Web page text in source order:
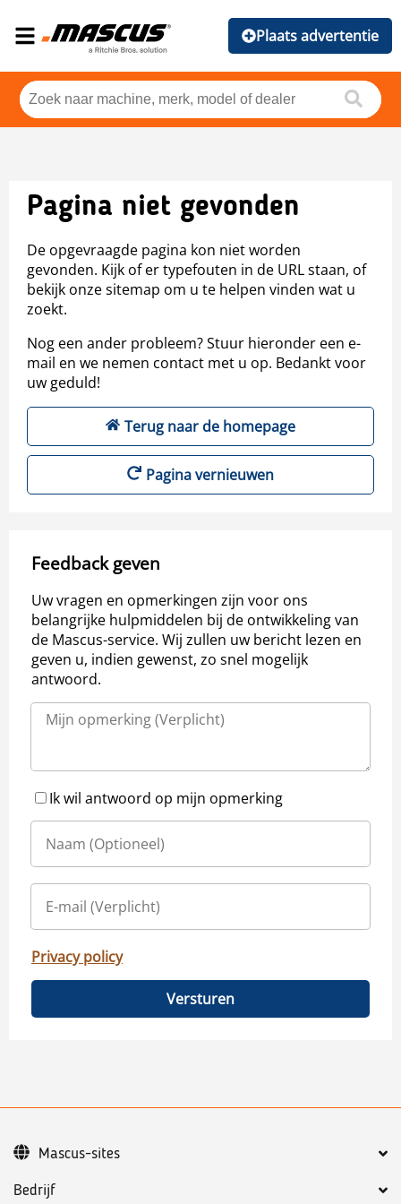
Plaats advertentie
Pagina niet gevonden
De opgevraagde pagina kon niet worden
gevonden. Kijk of er typefouten in de URL staan, of
bekijk onze sitemap om u te helpen vinden wat u
zoekt.
Nog een ander probleem? Stuur hieronder een e-
mail en we nemen contact met u op. Bedankt voor
uw geduld!
Terug naar de homepage
Pagina vernieuwen
Feedback geven
Uw vragen en opmerkingen zijn voor ons
belangrijke hulpmiddelen bij de ontwikkeling van
de Mascus-service. Wij zullen uw bericht lezen en
geven u, indien gewenst, zo snel mogelijk
antwoord.
Ik wil antwoord op mijn opmerking
Privacy policy
Versturen
Bedrijf
Mascus-sites